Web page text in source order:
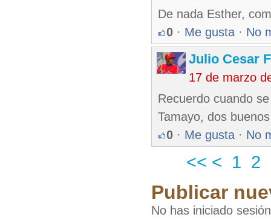
De nada Esther,
0 · Me gusta · No
Julio Cesar
17 de marzo
Recuerdo cuando
Tamayo, dos
0 · Me gusta · No
<< < 1 2
Publicar
No has iniciado